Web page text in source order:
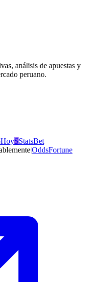
análisis de apuestas y
peruano.
SStatsBet
|OddsFortune